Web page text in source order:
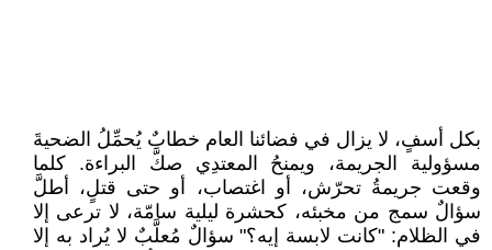
بكل أسفٍ، لا يزال في فضائنا العام خطابٌ يُحمِّلُ الضحيةَ
مسؤولية الجريمة، ويمنحُ المعتدِي صكَّ البراءة. كلما
وقعت جريمةُ تحرّش، أو اغتصاب، أو حتى قتلٍ، أطلَّ
سؤالٌ سمج من مخبئه، كحشرة ليلية سامّة، لا ترعى إلا
في الظلام: "كانت لابسة إيه؟" سؤالٌ مُعلَّبٌ لا يُراد به إلا